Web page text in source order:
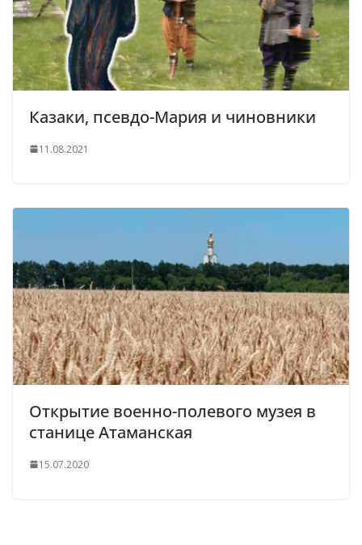
Казаки, псевдо-Мария и чиновники
11.08.2021
Открытие военно-полевого музея в
станице Атаманская
15.07.2020